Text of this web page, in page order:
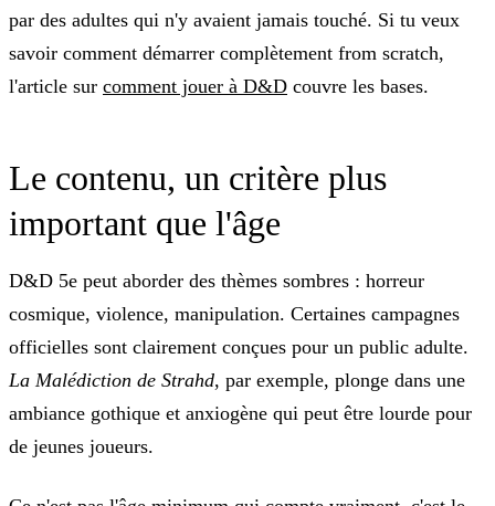
par des adultes qui n'y avaient jamais touché. Si tu veux
savoir comment démarrer complètement from scratch,
l'article sur comment jouer à D&D couvre les bases.
Le contenu, un critère plus
important que l'âge
D&D 5e peut aborder des thèmes sombres : horreur
cosmique, violence, manipulation. Certaines campagnes
officielles sont clairement conçues pour un public adulte.
La Malédiction de Strahd, par exemple, plonge dans une
ambiance gothique et anxiogène qui peut être lourde pour
de jeunes joueurs.